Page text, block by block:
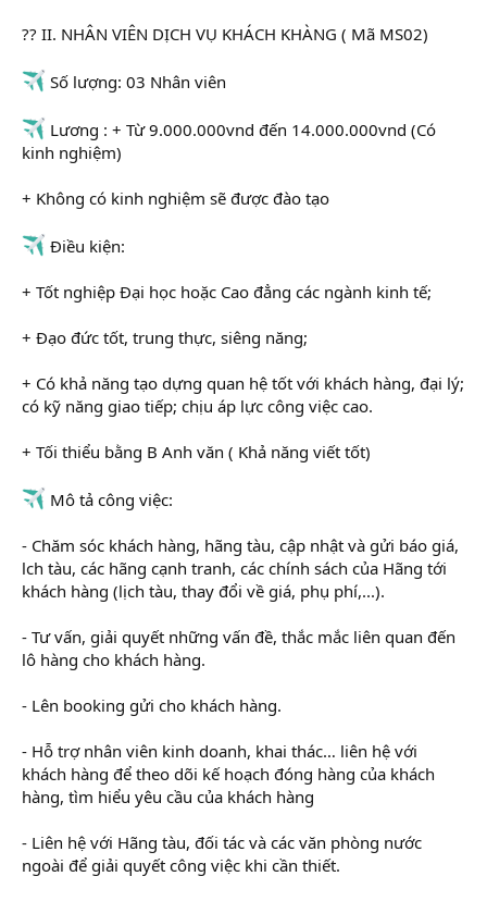
?? II. NHÂN VIÊN DỊCH VỤ KHÁCH KHÀNG ( Mã MS02)
Số lượng: 03 Nhân viên
Lương : + Từ 9.000.000vnd đến 14.000.000vnd (Có
kinh nghiệm)
+ Không có kinh nghiệm sẽ được đào tạo
Điều kiện:
+ Tốt nghiệp Đại học hoặc Cao đẳng các ngành kinh tế;
+ Đạo đức tốt, trung thực, siêng năng;
+ Có khả năng tạo dựng quan hệ tốt với khách hàng, đại lý;
có kỹ năng giao tiếp; chịu áp lực công việc cao.
+ Tối thiểu bằng B Anh văn ( Khả năng viết tốt)
Mô tả công việc:
- Chăm sóc khách hàng, hãng tàu, cập nhật và gửi báo giá,
lch tàu, các hãng cạnh tranh, các chính sách của Hãng tới
khách hàng (lịch tàu, thay đổi về giá, phụ phí,...).
- Tư vấn, giải quyết những vấn đề, thắc mắc liên quan đến
lô hàng cho khách hàng.
- Lên booking gửi cho khách hàng.
- Hỗ trợ nhân viên kinh doanh, khai thác… liên hệ với
khách hàng để theo dõi kế hoạch đóng hàng của khách
hàng, tìm hiểu yêu cầu của khách hàng
- Liên hệ với Hãng tàu, đối tác và các văn phòng nước
ngoài để giải quyết công việc khi cần thiết.